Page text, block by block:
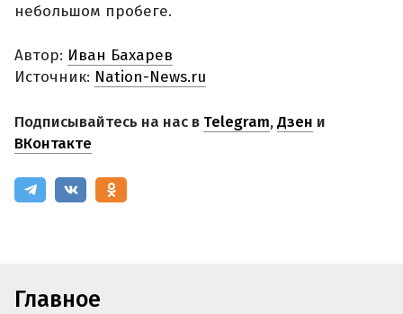
небольшом пробеге.
Автор: Иван Бахарев
Источник: Nation-News.ru
Подписывайтесь на нас в Telegram,Дзен и
ВКонтакте
Главное